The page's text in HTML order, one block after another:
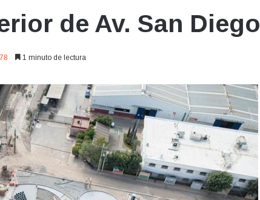
de Av. San Diego
1 minuto de lectura